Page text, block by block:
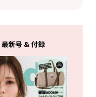
最新号 & 付録